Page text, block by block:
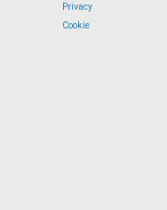
Privacy
Cookie